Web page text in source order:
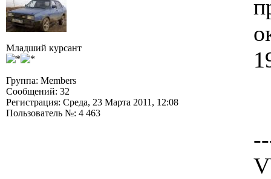
Младший курсант
Группа: Members
Сообщений: 32
Регистрация: Среда, 23 Марта 2011, 12:08
Пользователь №: 4 463